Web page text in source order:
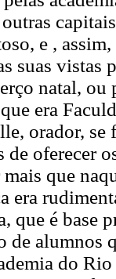
e ,
suas
natal,
era
orador, se
de oferecer
que
era
que é base
de alumnos
do